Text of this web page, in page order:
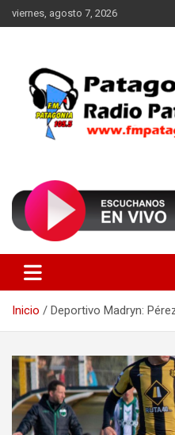
Saltar
al
viernes, agosto 7, 2026
FM Patagonia
Inicio Deportivo Madryn: